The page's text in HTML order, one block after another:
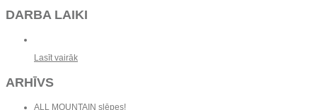
DARBA LAIKI
Lasīt vairāk
ARHĪVS
ALL MOUNTAIN slēpes!